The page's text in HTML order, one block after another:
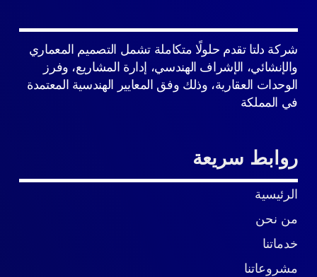
شركة دلتا تقدم حلولًا متكاملة تشمل التصميم المعماري
والإنشائي، الإشراف الهندسي، إدارة المشاريع، وفرز
الوحدات العقارية، وذلك وفق المعايير الهندسية المعتمدة
في المملكة
روابط سريعة
الرئيسية
من نحن
خدماتنا
مشروعاتنا